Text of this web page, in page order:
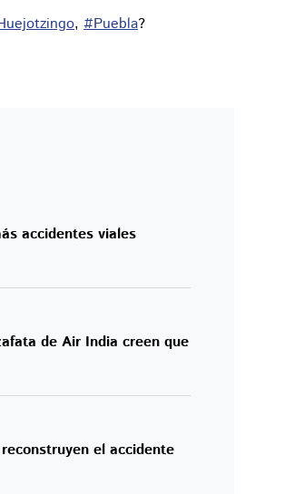
, #Puebla?
accidentes viales
de Air India creen que
el accidente